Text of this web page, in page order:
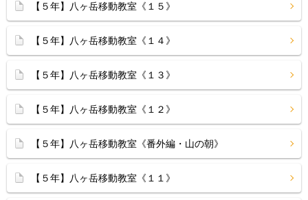
【５年】八ヶ岳移動教室《１５》
【５年】八ヶ岳移動教室《１４》
【５年】八ヶ岳移動教室《１３》
【５年】八ヶ岳移動教室《１２》
【５年】八ヶ岳移動教室《番外編・山の朝》
【５年】八ヶ岳移動教室《１１》